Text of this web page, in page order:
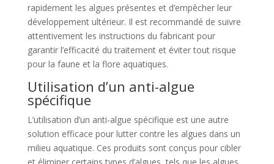
rapidement les algues présentes et d’empêcher leur
développement ultérieur. Il est recommandé de suivre
attentivement les instructions du fabricant pour
garantir l’efficacité du traitement et éviter tout risque
pour la faune et la flore aquatiques.
Utilisation d’un anti-algue
spécifique
L’utilisation d’un anti-algue spécifique est une autre
solution efficace pour lutter contre les algues dans un
milieu aquatique. Ces produits sont conçus pour cibler